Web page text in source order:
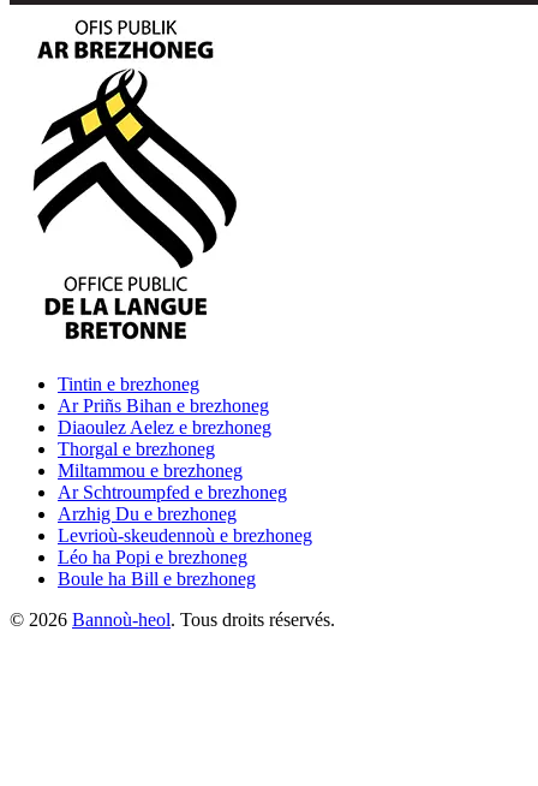
Tintin e brezhoneg
Ar Priñs Bihan e brezhoneg
Diaoulez Aelez e brezhoneg
Thorgal e brezhoneg
Miltammou e brezhoneg
Ar Schtroumpfed e brezhoneg
Arzhig Du e brezhoneg
Levrioù-skeudennoù e brezhoneg
Léo ha Popi e brezhoneg
Boule ha Bill e brezhoneg
© 2026 Bannoù-heol. Tous droits réservés.